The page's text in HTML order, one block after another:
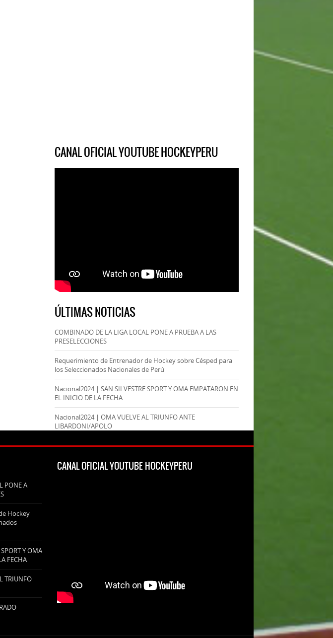
CANAL OFICIAL YOUTUBE HOCKEYPERU
ÚLTIMAS NOTICIAS
COMBINADO DE LA LIGA LOCAL PONE A PRUEBA A LAS
PRESELECCIONES
Requerimiento de Entrenador de Hockey sobre Césped para
los Seleccionados Nacionales de Perú
Nacional2024 | SAN SILVESTRE SPORT Y OMA EMPATARON EN
EL INICIO DE LA FECHA
Nacional2024 | OMA VUELVE AL TRIUNFO ANTE
LIBARDONI/APOLO
PONE A
Hockey
Y OMA
FECHA
TRIUNFO
CANAL OFICIAL YOUTUBE HOCKEYPERU